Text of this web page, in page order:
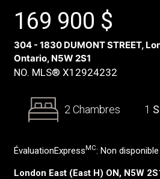
169 900 $
304 - 1830 DUMONT STREET,
Ontario, N5W 2S1
NO. MLS® X12924232
2 Chambres 1
ÉvaluationExpress MC: Non disponible
London East (East H) ON, N5W